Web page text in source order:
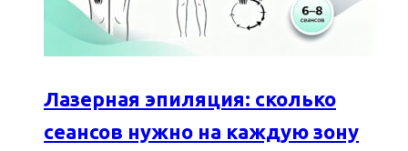
Лазерная эпиляция: сколько
сеансов нужно на каждую зону